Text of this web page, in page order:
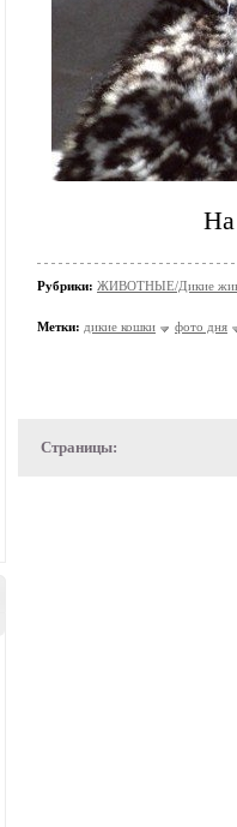
На
Рубрики: ЖИВОТНЫЕ/Дикие
Метки: дикие кошки фото дня
Страницы: